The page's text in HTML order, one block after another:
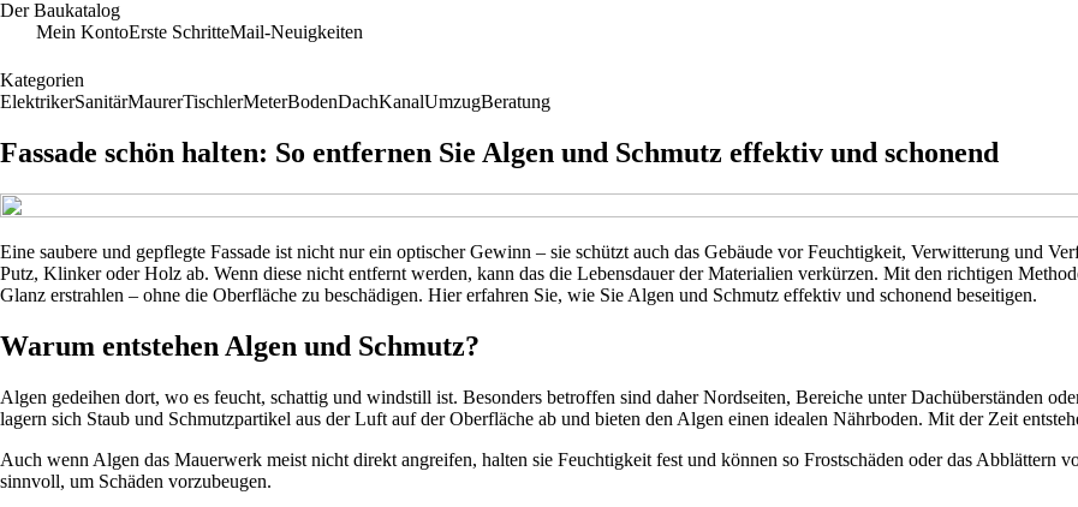
Der Baukatalog
Mein KontoErste SchritteMail-Neuigkeiten
Kategorien
ElektrikerSanitärMaurerTischlerMeterBodenDachKanalUmzugBeratung
Fassade schön halten: So entfernen Sie Algen und Schmutz effektiv und schonend
Eine saubere und gepflegte Fassade ist nicht nur ein optischer Gewinn – sie schützt auch das Gebäude vor Feuchtigkeit, Verwitterung und
Putz, Klinker oder Holz ab. Wenn diese nicht entfernt werden, kann das die Lebensdauer der Materialien verkürzen. Mit den richtigen
Glanz erstrahlen – ohne die Oberfläche zu beschädigen. Hier erfahren Sie, wie Sie Algen und Schmutz effektiv und schonend beseitigen.
Warum entstehen Algen und Schmutz?
Algen gedeihen dort, wo es feucht, schattig und windstill ist. Besonders betroffen sind daher Nordseiten, Bereiche unter Dachüberständen
lagern sich Staub und Schmutzpartikel aus der Luft auf der Oberfläche ab und bieten den Algen einen idealen Nährboden. Mit der Zeit
Auch wenn Algen das Mauerwerk meist nicht direkt angreifen, halten sie Feuchtigkeit fest und können so Frostschäden oder das Abblättern
sinnvoll, um Schäden vorzubeugen.